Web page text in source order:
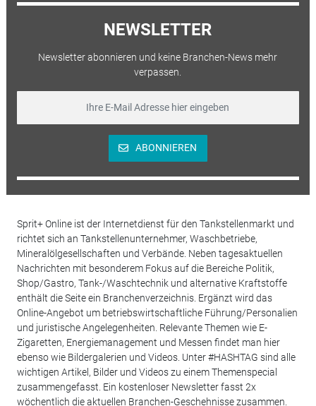
NEWSLETTER
Newsletter abonnieren und keine Branchen-News mehr
verpassen.
ABONNIEREN
Sprit+ Online ist der Internetdienst für den Tankstellenmarkt und
richtet sich an Tankstellenunternehmer, Waschbetriebe,
Mineralölgesellschaften und Verbände. Neben tagesaktuellen
Nachrichten mit besonderem Fokus auf die Bereiche Politik,
Shop/Gastro, Tank-/Waschtechnik und alternative Kraftstoffe
enthält die Seite ein Branchenverzeichnis. Ergänzt wird das
Online-Angebot um betriebswirtschaftliche Führung/Personalien
und juristische Angelegenheiten. Relevante Themen wie E-
Zigaretten, Energiemanagement und Messen findet man hier
ebenso wie Bildergalerien und Videos. Unter #HASHTAG sind alle
wichtigen Artikel, Bilder und Videos zu einem Themenspecial
zusammengefasst. Ein kostenloser Newsletter fasst 2x
wöchentlich die aktuellen Branchen-Geschehnisse zusammen.